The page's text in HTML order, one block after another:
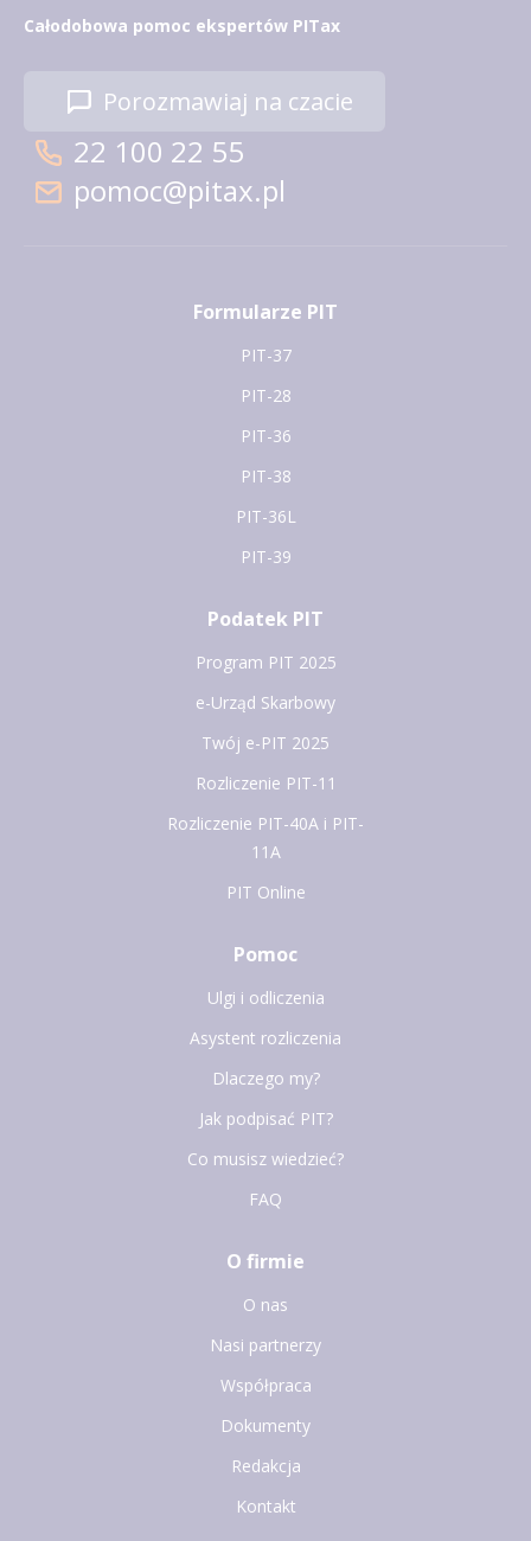
Całodobowa pomoc ekspertów PITax
Porozmawiaj na czacie
22 100 22 55
pomoc@pitax.pl
Formularze PIT
PIT-37
PIT-28
PIT-36
PIT-38
PIT-36L
PIT-39
Podatek PIT
Program PIT 2025
e-Urząd Skarbowy
Twój e-PIT 2025
Rozliczenie PIT-11
Rozliczenie PIT-40A i PIT-
11A
PIT Online
Pomoc
Ulgi i odliczenia
Asystent rozliczenia
Dlaczego my?
Jak podpisać PIT?
Co musisz wiedzieć?
FAQ
O firmie
O nas
Nasi partnerzy
Współpraca
Dokumenty
Redakcja
Kontakt